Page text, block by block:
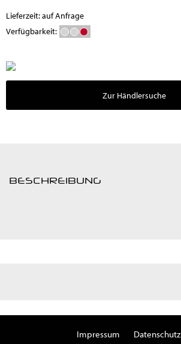
Lieferzeit: auf Anfrage
Verfügbarkeit:
Zur Händlersuche
BESCHREIBUNG
Impressum Datenschutz